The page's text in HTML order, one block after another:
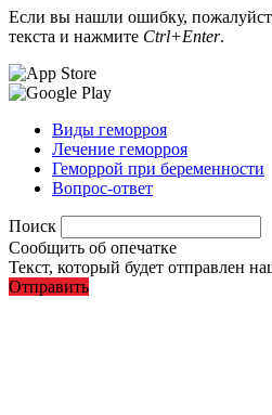
Если вы нашли ошибку,
текста и нажмите Ctrl+Enter.
Виды геморроя
Лечение геморроя
Геморрой при беременности
Вопрос-ответ
Поиск
Сообщить об опечатке
Текст, который будет отправлен
Отправить